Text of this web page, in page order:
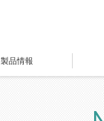
製品情報